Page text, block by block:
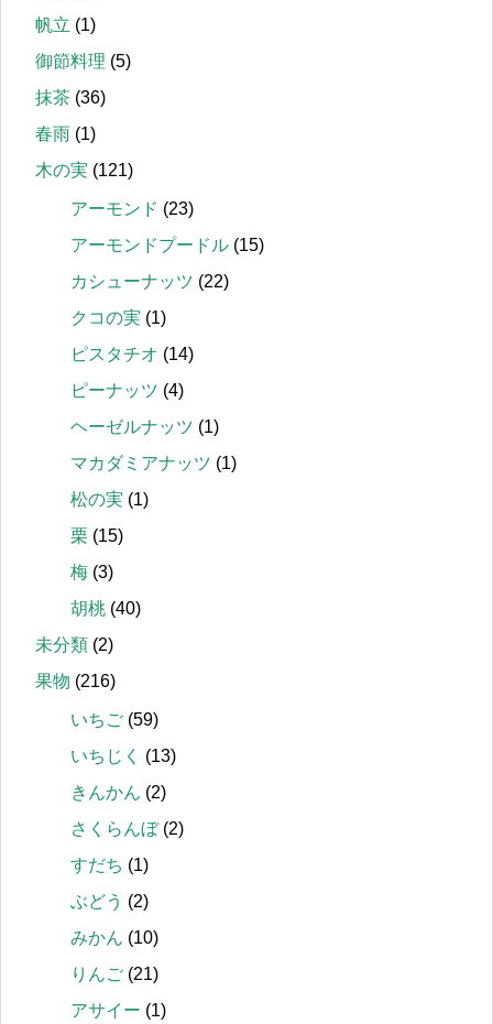
帆立 (1)
御節料理 (5)
抹茶 (36)
春雨 (1)
木の実 (121)
アーモンド (23)
アーモンドプードル (15)
カシューナッツ (22)
クコの実 (1)
ピスタチオ (14)
ピーナッツ (4)
ヘーゼルナッツ (1)
マカダミアナッツ (1)
松の実 (1)
栗 (15)
梅 (3)
胡桃 (40)
未分類 (2)
果物 (216)
いちご (59)
いちじく
(13)
きんかん (2)
さくらんぼ(2)
すだち (1)
ぶどう (2)
みかん (10)
りんご (21)
アサイー (1)